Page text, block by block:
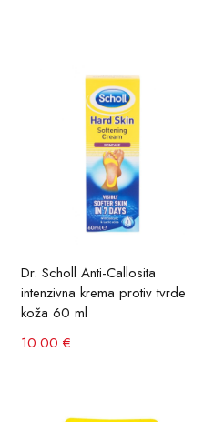
Dr. Scholl Anti-Callosita
intenzivna krema protiv tvrde
koža 60 ml
10.00 €